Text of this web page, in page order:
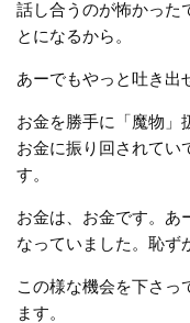
話し合うのが怖かった
とになるから。
あーでもやっと吐き出
お金を勝手に「魔物」
お金に振り回されてい
す。
お金は、お金です。あ
なっていました。恥ず
この様な機会を下さっ
ます。